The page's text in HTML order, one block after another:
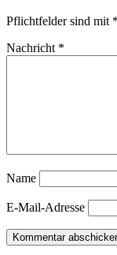
Pflichtfelder sind mit *
Nachricht *
Name
E-Mail-Adresse